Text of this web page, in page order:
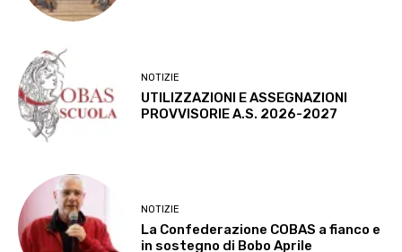
NOTIZIE
UTILIZZAZIONI E ASSEGNAZIONI
PROVVISORIE A.S. 2026-2027
NOTIZIE
La Confederazione COBAS a fianco e
in sostegno di Bobo Aprile